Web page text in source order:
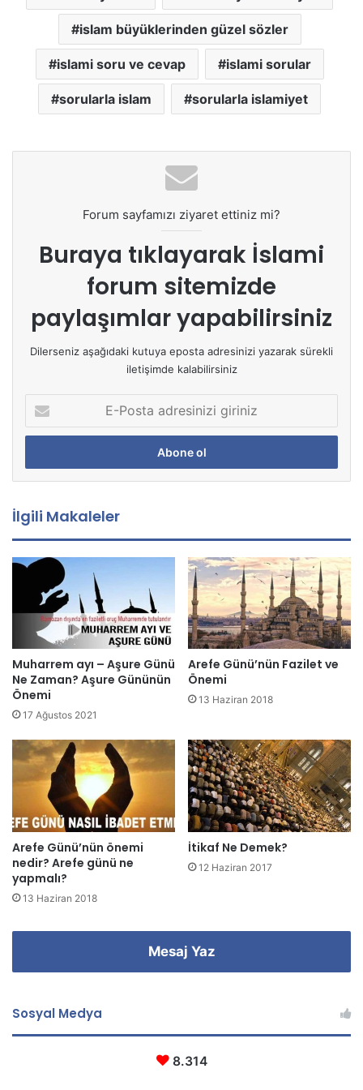
islam büyüklerinden güzel sözler
islami soru ve cevap islami sorular
sorularla islam sorularla islamiyet
Forum sayfamızı ziyaret ettiniz mi?
Buraya tıklayarak İslami
forum sitemizde
paylaşımlar yapabilirsiniz
Dilerseniz aşağıdaki kutuya eposta adresinizi yazarak sürekli
iletişimde kalabilirsiniz
P
s
a
d
r
e
i
g
i
i
n
İlgili Makaleler
Muharrem ayı – Aşure Günü
Ne Zaman? Aşure Gününün
Önemi
17 Ağustos 2021
Arefe Günü’nün Fazilet ve
Önemi
13 Haziran 2018
Arefe Günü’nün önemi
nedir? Arefe günü ne
yapmalı?
13 Haziran 2018
İtikaf Ne Demek?
12 Haziran 2017
Mesaj Yaz
Sosyal Medya
8.314